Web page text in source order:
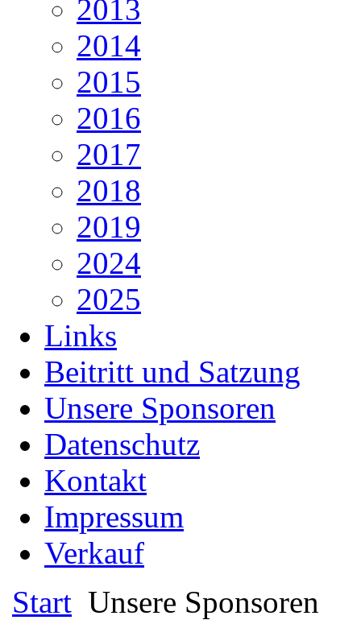
2013
2014
2015
2016
2017
2018
2019
2024
2025
Links
Beitritt und Satzung
Unsere Sponsoren
Datenschutz
Kontakt
Impressum
Verkauf
Start Unsere Sponsoren